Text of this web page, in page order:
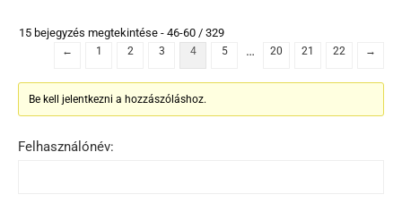
15 bejegyzés megtekintése - 46-60 / 329
← 1 2 3 4 5 … 20 21 22 →
Be kell jelentkezni a hozzászóláshoz.
Felhasználónév: